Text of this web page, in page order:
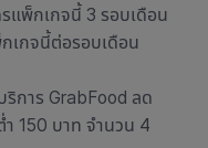
แพ็กเกจนี้ 3 รอบเดือน
เกจนี้ต่อรอบเดือน
การ GrabFood ลด
150 บาท จำนวน 4